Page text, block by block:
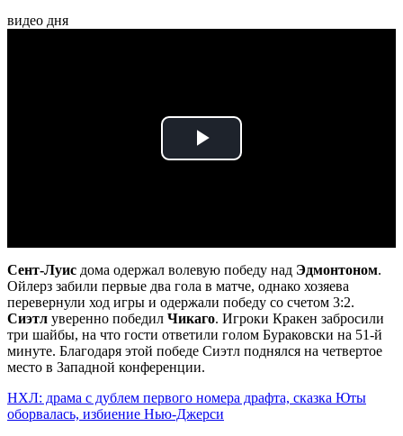
видео дня
Play
Сент-Луис дома одержал волевую победу над Эдмонтоном.
Ойлерз забили первые два гола в матче, однако хозяева
перевернули ход игры и одержали победу со счетом 3:2.
Сиэтл уверенно победил Чикаго. Игроки Кракен забросили
три шайбы, на что гости ответили голом Бураковски на 51-й
минуте. Благодаря этой победе Сиэтл поднялся на четвертое
место в Западной конференции.
НХЛ: драма с дублем первого номера драфта, сказка Юты
оборвалась, избиение Нью-Джерси